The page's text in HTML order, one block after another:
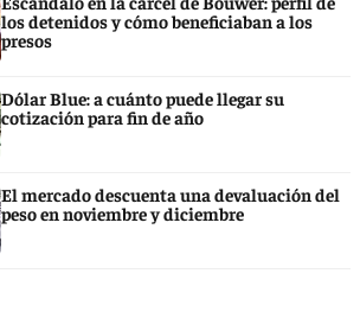
los detenidos y cómo beneficiaban a los
presos
Dólar Blue: a cuánto puede llegar su
cotización para fin de año
El mercado descuenta una devaluación del
peso en noviembre y diciembre